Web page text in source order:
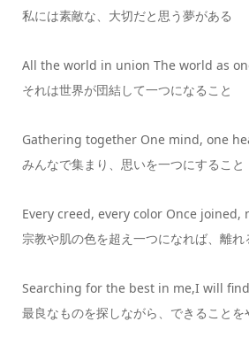
私には素敵な、大切だと思う夢がある
All the world in union The world as
それは世界が団結して一つになること
Gathering together One mind, one
みんなで集まり、思いを一つにすること
Every creed, every color Once joined,
宗教や肌の色を超え一つになれば、離れ
Searching for the best in me,I will
最良なものを探しながら、できることを